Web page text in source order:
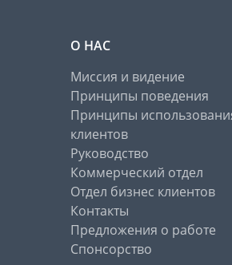
О НАС
Миссия и видение
Принципы поведения
Принципы
клиентов
Руководство
Коммерческий отдел
Отдел бизнес клиентов
Контакты
Предложения о работе
Спонсорство